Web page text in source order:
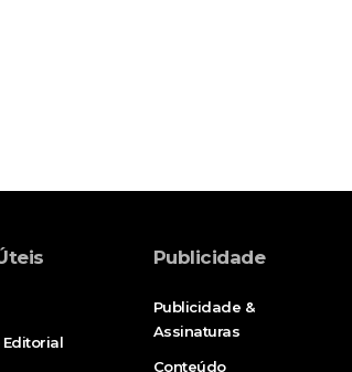
Editorial
Publicidade
Publicidade &
Assinaturas
Conteúdo